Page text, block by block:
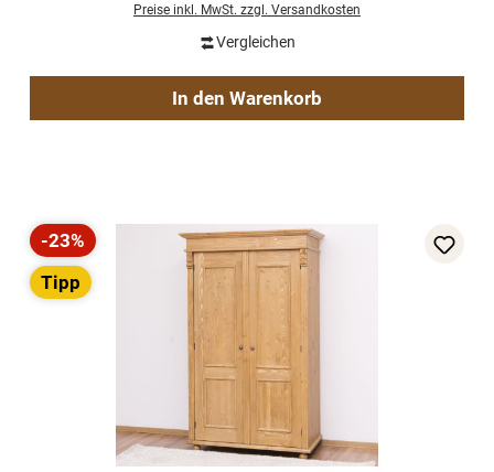
Preise inkl. MwSt. zzgl. Versandkosten
Vergleichen
In den Warenkorb
Rabatt
-23%
Tipp